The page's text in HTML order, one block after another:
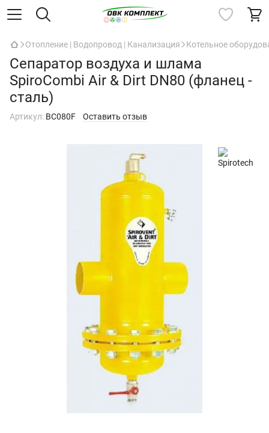
Отопление | Водопровод | Канализация Котельное
Сепаратор воздуха и шлама
SpiroCombi Air & Dirt DN80 (фланец -
сталь)
Артикул: BC080F Оставить отзыв